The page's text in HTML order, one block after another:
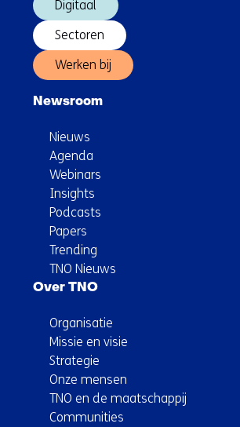
Digitaal
Sectoren
Werken bij
Newsroom
Nieuws
Agenda
Webinars
Insights
Podcasts
Papers
Trending
TNO Nieuws
Over TNO
Organisatie
Missie en visie
Strategie
Onze mensen
TNO en de maatschappij
Communities